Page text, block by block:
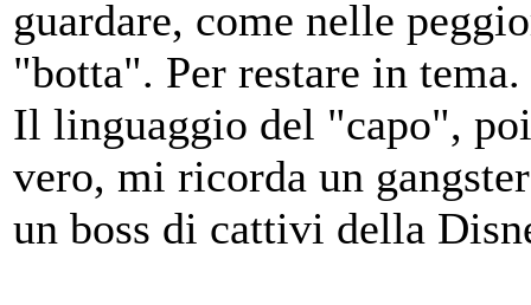
guardare, come nelle
"botta". Per restare in tema.
Il linguaggio del "capo",
vero, mi ricorda un
un boss di cattivi della